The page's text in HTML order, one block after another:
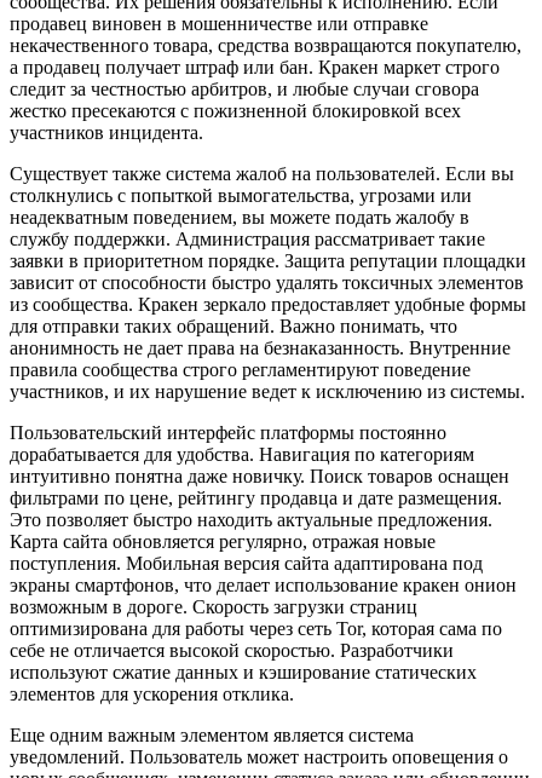
продавец виновен в мошенничестве или отправке
некачественного товара, средства возвращаются покупателю,
а продавец получает штраф или бан. Кракен маркет строго
следит за честностью арбитров, и любые случаи сговора
жестко пресекаются с пожизненной блокировкой всех
участников инцидента.
Существует также система жалоб на пользователей. Если вы
столкнулись с попыткой вымогательства, угрозами или
неадекватным поведением, вы можете подать жалобу в
службу поддержки. Администрация рассматривает такие
заявки в приоритетном порядке. Защита репутации площадки
зависит от способности быстро удалять токсичных элементов
из сообщества. Кракен зеркало предоставляет удобные формы
для отправки таких обращений. Важно понимать, что
анонимность не дает права на безнаказанность. Внутренние
правила сообщества строго регламентируют поведение
участников, и их нарушение ведет к исключению из системы.
Пользовательский интерфейс платформы постоянно
дорабатывается для удобства. Навигация по категориям
интуитивно понятна даже новичку. Поиск товаров оснащен
фильтрами по цене, рейтингу продавца и дате размещения.
Это позволяет быстро находить актуальные предложения.
Карта сайта обновляется регулярно, отражая новые
поступления. Мобильная версия сайта адаптирована под
экраны смартфонов, что делает использование кракен онион
возможным в дороге. Скорость загрузки страниц
оптимизирована для работы через сеть Tor, которая сама по
себе не отличается высокой скоростью. Разработчики
используют сжатие данных и кэширование статических
элементов для ускорения отклика.
Еще одним важным элементом является система
уведомлений. Пользователь может настроить оповещения о